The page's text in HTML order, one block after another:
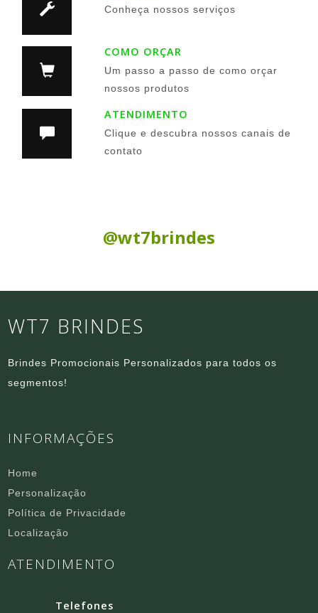
Conheça nossos serviços
COMO ORÇAR
Um passo a passo de como orçar
nossos produtos
ATENDIMENTO
Clique e descubra nossos canais de
contato
@wt7brindes
WT7 BRINDES
Brindes Promocionais Personalizados para todos os
segmentos!
INFORMAÇÕES
Home
Personalização
Política de Privacidade
Localização
ATENDIMENTO
Telefones